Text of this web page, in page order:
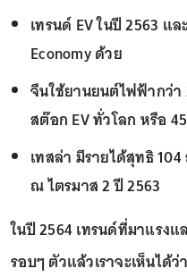
เทรนด์ EV ในปี 2563 แ
Economy ด้วย
จึนใช้ยานยนต์ไฟฟ้ากว่า
สต๊อก EV ทั่วโลก หรือ
เทสล่า มีรายได้สุทธิ
ณ ไตรมาส 2 ปี 2563
ในปี 2564 เทรนด์ที่มาแรง
รอบๆ ตัวแล้วเราจะเห็นได้